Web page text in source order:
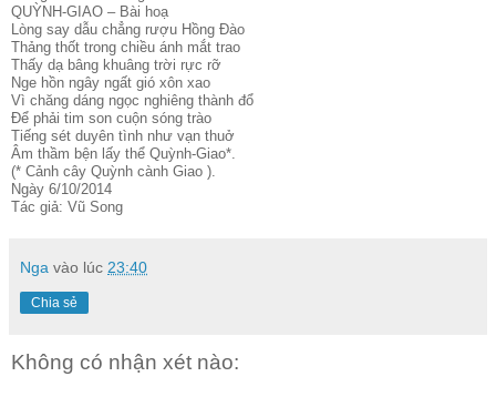
QUỲNH-GIAO – Bài hoạ
Lòng say dẫu chẳng rượu Hồng Đào
Thảng thốt trong chiều ánh mắt trao
Thấy dạ bâng khuâng trời rực rỡ
Nge hồn ngây ngất gió xôn xao
Vì chăng dáng ngọc nghiêng thành đổ
Để phải tim son cuộn sóng trào
Tiếng sét duyên tình như vạn thuở
Âm thầm bện lấy thể Quỳnh-Giao*.
(* Cảnh cây Quỳnh cành Giao ).
Ngày 6/10/2014
Tác giả: Vũ Song
Nga vào lúc 23:40
Chia sẻ
Không có nhận xét nào: